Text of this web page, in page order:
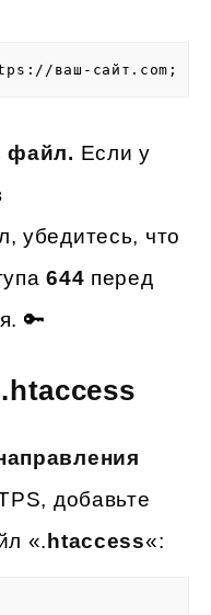
ваш-сайт.com;
файл. Если у
убедитесь, что
644 перед
🔑
добавьте
«. htaccess«: